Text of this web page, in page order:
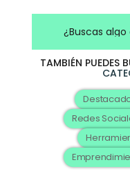
¿Buscas
TAMBIÉN PUEDES
Redes